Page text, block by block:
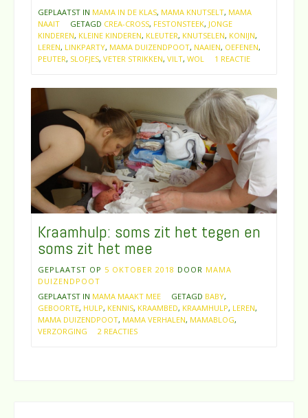
GEPLAATST IN MAMA IN DE KLAS, MAMA KNUTSELT, MAMA
NAAIT
GETAGD CREA-CROSS, FESTONSTEEK, JONGE
KINDEREN, KLEINE KINDEREN, KLEUTER, KNUTSELEN, KONIJN,
LEREN, LINKPARTY, MAMA DUIZENDPOOT, NAAIEN, OEFENEN,
PEUTER, SLOFJES, VETER STRIKKEN, VILT, WOL 1 REACTIE
Kraamhulp: soms zit het tegen en
soms zit het mee
GEPLAATST OP 5 OKTOBER 2018 DOOR MAMA
DUIZENDPOOT
GEPLAATST IN MAMA MAAKT MEE GETAGD BABY,
GEBOORTE, HULP, KENNIS, KRAAMBED, KRAAMHULP, LEREN,
MAMA DUIZENDPOOT, MAMA VERHALEN, MAMABLOG,
VERZORGING
2 REACTIES